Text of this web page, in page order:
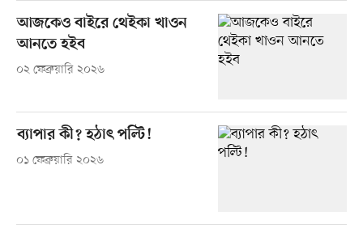
আজকেও বাইরে থেইকা খাওন
আনতে হইব
০২ ফেব্রুয়ারি ২০২৬
ব্যাপার কী? হঠাৎ পল্টি!
০১ ফেব্রুয়ারি ২০২৬